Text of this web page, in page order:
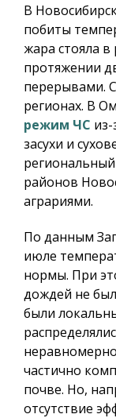
В
побиты
жара стояла в
протяжении
перерывами.
регионах. В
режим ЧС
засухи и
районов
аграриями.
По данным
июле
нормы. При
дождей не
были
частично
почве. Но,
отсутствие